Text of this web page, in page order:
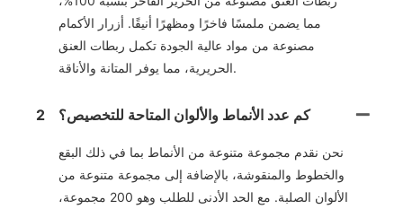
مما يضمن ملمسًا فاخرًا ومظهرًا أنيقًا. أزرار الأكمام
مصنوعة من مواد عالية الجودة تكمل ربطات العنق
الحريرية، مما يوفر المتانة والأناقة.
2 كم عدد الأنماط والألوان المتاحة للتخصيص؟
نحن نقدم مجموعة متنوعة من الأنماط بما في ذلك البقع
والخطوط والمنقوشة، بالإضافة إلى مجموعة متنوعة من
الألوان الصلبة. مع الحد الأدنى للطلب وهو 200 مجموعة،